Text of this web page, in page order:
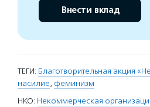
Внести вклад
ТЕГИ: Благотворительная акция
насилие, феминизм
НКО: Некоммерческая